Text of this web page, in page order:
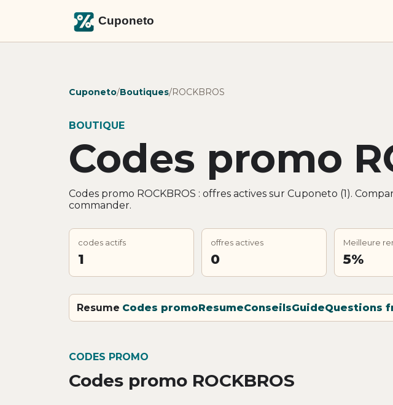
Cuponeto/Boutiques/ROCKBROS
BOUTIQUE
Codes promo
Codes promo ROCKBROS : offres actives sur Cuponeto (1).
commander.
codes actifs
1
offres actives
0
Meilleure
5%
Resume Codes promoResumeConseilsGuideQuestions
CODES PROMO
Codes promo ROCKBROS